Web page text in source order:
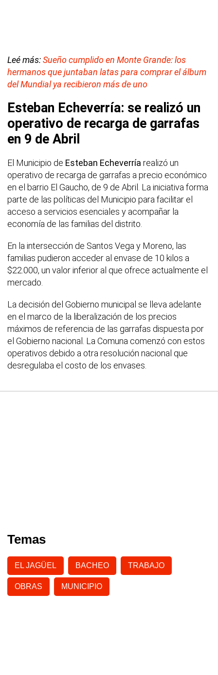
Leé más:Sueño cumplido en Monte Grande: los
hermanos que juntaban latas para comprar el álbum
del Mundial ya recibieron más de uno
Esteban Echeverría: se realizó un
operativo de recarga de garrafas
en 9 de Abril
El Municipio de Esteban Echeverría realizó un
operativo de recarga de garrafas a precio económico
en el barrio El Gaucho, de 9 de Abril. La iniciativa forma
parte de las políticas del Municipio para facilitar el
acceso a servicios esenciales y acompañar la
economía de las familias del distrito.
En la intersección de Santos Vega y Moreno, las
familias pudieron acceder al envase de 10 kilos a
$22.000, un valor inferior al que ofrece actualmente el
mercado.
La decisión del Gobierno municipal se lleva adelante
en el marco de la liberalización de los precios
máximos de referencia de las garrafas dispuesta por
el Gobierno nacional. La Comuna comenzó con estos
operativos debido a otra resolución nacional que
desregulaba el costo de los envases.
Temas
EL JAGÜEL BACHEO TRABAJO
OBRAS MUNICIPIO